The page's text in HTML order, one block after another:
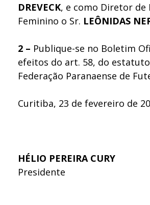
DREVECK, e como Diretor de
Feminino o Sr. LEÔNIDAS
2 – Publique-se no Boletim
efeitos do art. 58, do
Federação Paranaense de
Curitiba, 23 de fevereiro de
HÉLIO PEREIRA CURY
Presidente